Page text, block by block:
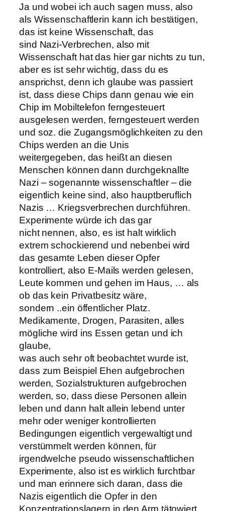
Ja und wobei ich auch sagen muss, also
als Wissenschaftlerin kann ich bestätigen,
das ist keine Wissenschaft, das
sind Nazi-Verbrechen, also mit
Wissenschaft hat das hier gar nichts zu tun,
aber es ist sehr wichtig, dass du es
ansprichst, denn ich glaube was passiert
ist, dass diese Chips dann genau wie ein
Chip im Mobiltelefon ferngesteuert
ausgelesen werden, ferngesteuert werden
und soz. die Zugangsmöglichkeiten zu den
Chips werden an die Unis
weitergegeben, das heißt an diesen
Menschen können dann durchgeknallte
Nazi – sogenannte wissenschaftler – die
eigentlich keine sind, also hauptberuflich
Nazis … Kriegsverbrechen durchführen.
Experimente würde ich das gar
nicht nennen, also, es ist halt wirklich
extrem schockierend und nebenbei wird
das gesamte Leben dieser Opfer
kontrolliert, also E-Mails werden gelesen,
Leute kommen und gehen im Haus, … als
ob das kein Privatbesitz wäre,
sondern ..ein öffentlicher Platz.
Medikamente, Drogen, Parasiten, alles
mögliche wird ins Essen getan und ich
glaube,
was auch sehr oft beobachtet wurde ist,
dass zum Beispiel Ehen aufgebrochen
werden, Sozialstrukturen aufgebrochen
werden, so, dass diese Personen allein
leben und dann halt allein lebend unter
mehr oder weniger kontrollierten
Bedingungen eigentlich vergewaltigt und
verstümmelt werden können, für
irgendwelche pseudo wissenschaftlichen
Experimente, also ist es wirklich furchtbar
und man erinnere sich daran, dass die
Nazis eigentlich die Opfer in den
Konzentrationslagern in den Arm tätowiert